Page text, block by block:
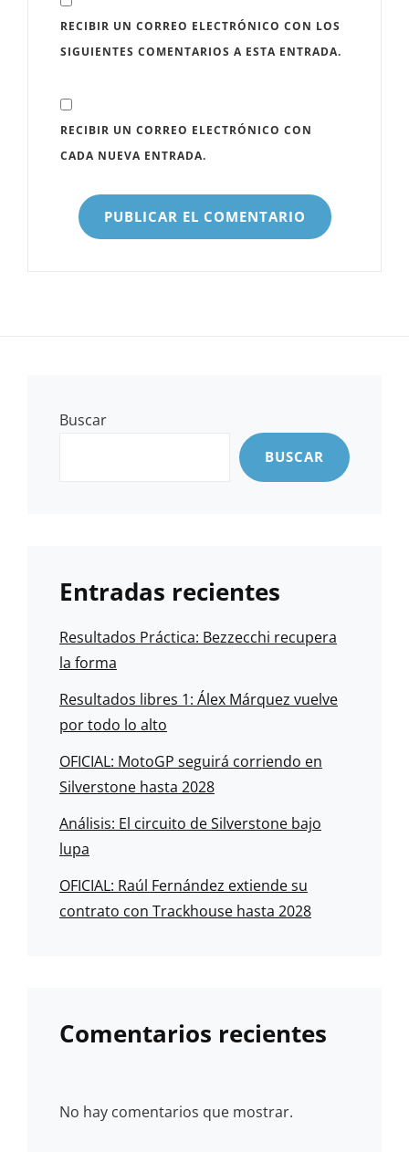
RECIBIR UN CORREO ELECTRÓNICO CON LOS
SIGUIENTES COMENTARIOS A ESTA ENTRADA.
RECIBIR UN CORREO ELECTRÓNICO CON
CADA NUEVA ENTRADA.
Buscar
BUSCAR
Entradas recientes
Resultados Práctica: Bezzecchi recupera
la forma
Resultados libres 1: Álex Márquez vuelve
por todo lo alto
OFICIAL: MotoGP seguirá corriendo en
Silverstone hasta 2028
Análisis: El circuito de Silverstone bajo
lupa
OFICIAL: Raúl Fernández extiende su
contrato con Trackhouse hasta 2028
Comentarios recientes
No hay comentarios que mostrar.